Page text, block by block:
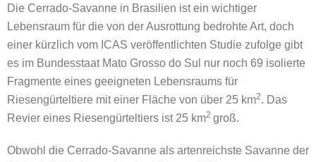
Die Cerrado-Savanne in Brasilien ist ein wichtiger
Lebensraum für die von der Ausrottung bedrohte Art, doch
einer kürzlich vom ICAS veröffentlichten Studie zufolge gibt
es im Bundesstaat Mato Grosso do Sul nur noch 69 isolierte
Fragmente eines geeigneten Lebensraums für
Riesengürteltiere mit einer Fläche von über 25 km2. Das
Revier eines Riesengürteltiers ist 25 km2 groß.
Obwohl die Cerrado-Savanne als artenreichste Savanne der